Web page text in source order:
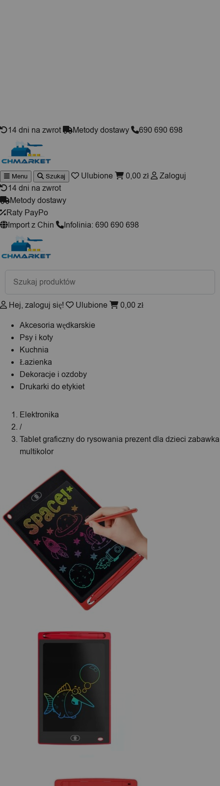
14 dni na zwrot Metody dostawy 690 690 698
Wyszukiwarka
produktów
Menu Szukaj Ulubione 0,00 zł
Zaloguj
14 dni na zwrot
Metody dostawy
Raty PayPo
Import z Chin
Infolinia: 690 690 698
Wyszukiwarka
produktów
Hej, zaloguj się! Ulubione 0,00 zł
Akcesoria wędkarskie
Psy i koty
Kuchnia
Łazienka
Dekoracje i ozdoby
Drukarki do etykiet
Elektronika
/
Tablet graficzny do rysowania prezent dla dzieci zabawka
multikolor